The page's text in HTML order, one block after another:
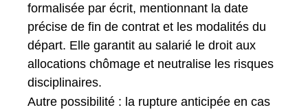
formalisée par écrit, mentionnant la date
précise de fin de contrat et les modalités du
départ. Elle garantit au salarié le droit aux
allocations chômage et neutralise les risques
disciplinaires.
Autre possibilité : la rupture anticipée en cas